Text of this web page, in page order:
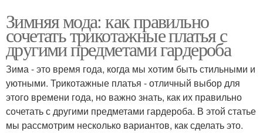
Зимняя мода: как правильно
сочетать трикотажные платья с
другими предметами гардероба
Зима - это время года, когда мы хотим быть стильными и
уютными. Трикотажные платья - отличный выбор для
этого времени года, но важно знать, как их правильно
сочетать с другими предметами гардероба. В этой статье
мы рассмотрим несколько вариантов, как сделать это.